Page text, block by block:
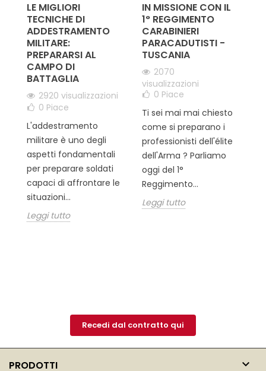
LE MIGLIORI
TECNICHE DI
ADDESTRAMENTO
MILITARE:
PREPARARSI AL
CAMPO DI
BATTAGLIA
2920 visualizzazioni
0 Piace
L'addestramento
militare è uno degli
aspetti fondamentali
per preparare soldati
capaci di affrontare le
situazioni...
Leggi tutto
IN MISSIONE CON IL
1° REGGIMENTO
CARABINIERI
PARACADUTISTI -
TUSCANIA
2070
visualizzazioni
0 Piace
Ti sei mai mai chiesto
come si preparano i
professionisti dell'élite
dell'Arma ? Parliamo
oggi del 1°
Reggimento...
Leggi tutto
Recedi dal contratto qui
PRODOTTI 